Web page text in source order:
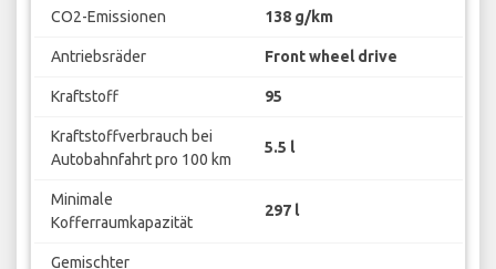
CO2-Emissionen 138 g/km
Antriebsräder Front wheel drive
Kraftstoff 95
Kraftstoffverbrauch bei
Autobahnfahrt pro 100 km
5.5 l
Minimale
Kofferraumkapazität
297 l
Gemischter